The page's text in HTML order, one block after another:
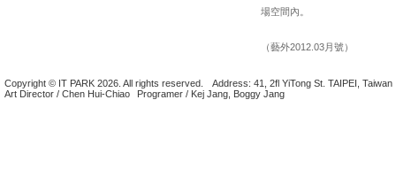
場空間內。
（藝外2012.03月號）
Copyright © IT PARK 2026. All rights reserved.
Address: 41, 2fl YiTong St. TAIPEI, Taiwan
Art Director / Chen Hui-Chiao
Programer / Kej Jang, Boggy Jang